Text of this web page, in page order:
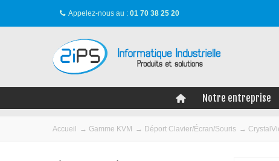
Appelez-nous au : 01 70 38 25 20
Notre entreprise
Accueil → Gamme KVM → Déport Clavier/Écran/Souris →